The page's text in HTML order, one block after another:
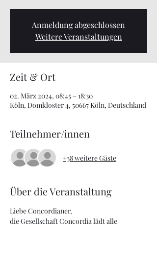
Anmeldung abgeschlossen
Weitere Veranstaltungen
Zeit & Ort
02. März 2024, 08:45 – 18:30
Köln, Domkloster 4, 50667 Köln, Deutschland
Teilnehmer/innen
+38 weitere Gäste
Über die Veranstaltung
Liebe Concordianer,
die Gesellschaft Concordia lädt alle